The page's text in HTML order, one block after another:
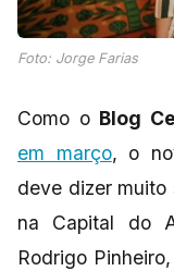
Foto: Jorge Farias
Como o Blog
em março, o
deve dizer muito
na Capital do
Rodrigo